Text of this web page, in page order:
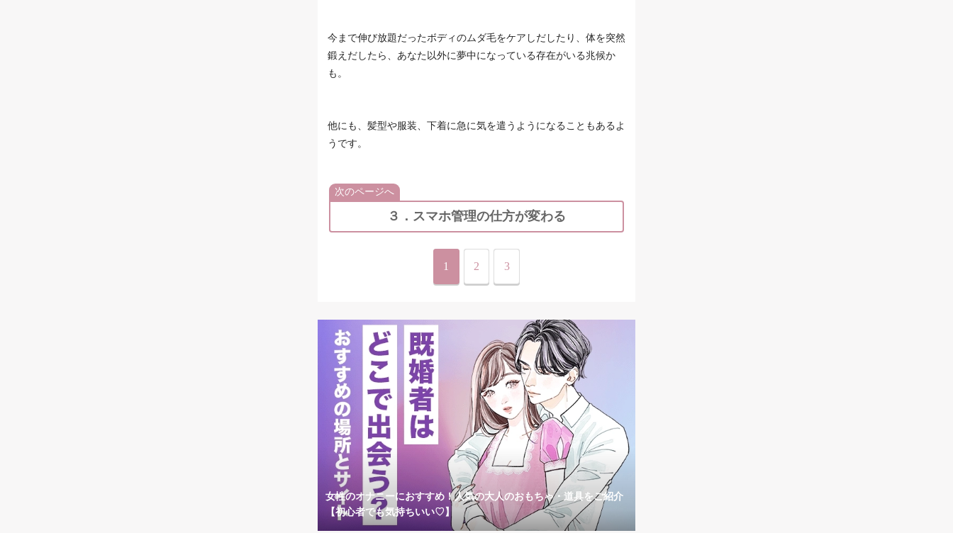
今まで伸び放題だったボディのムダ毛をケアしだしたり、体を突然
鍛えだしたら、あなた以外に夢中になっている存在がいる兆候か
も。
他にも、髪型や服装、下着に急に気を遣うようになることもあるよ
うです。
次のページへ
３．スマホ管理の仕方が変わる
1 2 3
女性のオナニーにおすすめ！人気の大人のおもちゃ・道具をご紹介
【初心者でも気持ちいい♡】